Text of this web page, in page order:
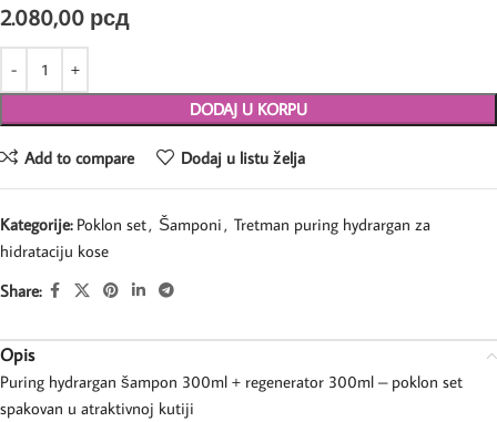
2.080,00 рсд
DODAJ U KORPU
Add to compare Dodaj u listu želja
Kategorije: Poklon set, Šamponi, Tretman puring hydrargan za
hidrataciju kose
Share:
Opis
Puring hydrargan šampon 300ml + regenerator 300ml – poklon set
spakovan u atraktivnoj kutiji